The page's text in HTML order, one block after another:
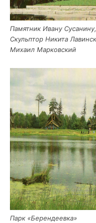
Памят­ник Ива­ну
Скуль­птор Ники­та
Миха­ил Марковский
Парк «Берен­де­ев­ка»